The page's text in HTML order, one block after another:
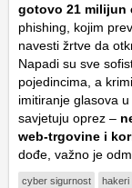
gotovo 21 milijun
phishing, kojim
navesti žrtve da
Napadi su sve
pojedincima, a
imitiranje glasova
savjetuju oprez –
web-trgovine i
dođe, važno je
cyber sigurnost hakeri